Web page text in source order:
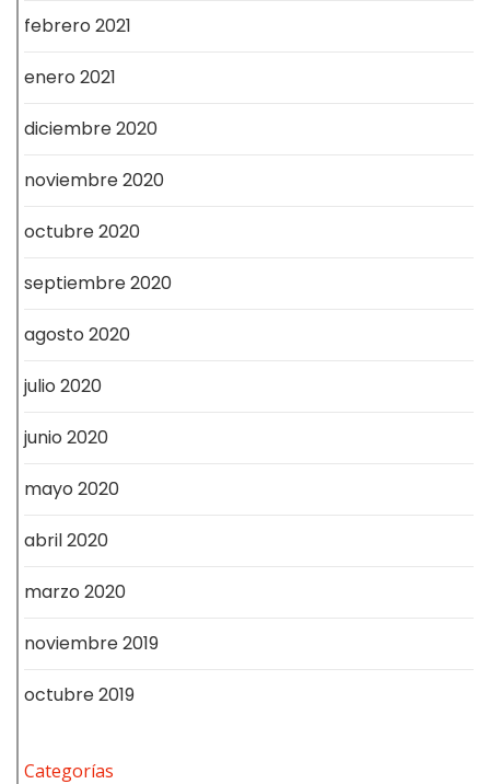
febrero 2021
enero 2021
diciembre 2020
noviembre 2020
octubre 2020
septiembre 2020
agosto 2020
julio 2020
junio 2020
mayo 2020
abril 2020
marzo 2020
noviembre 2019
octubre 2019
Categorías